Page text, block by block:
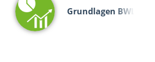
Grundlagen BWL